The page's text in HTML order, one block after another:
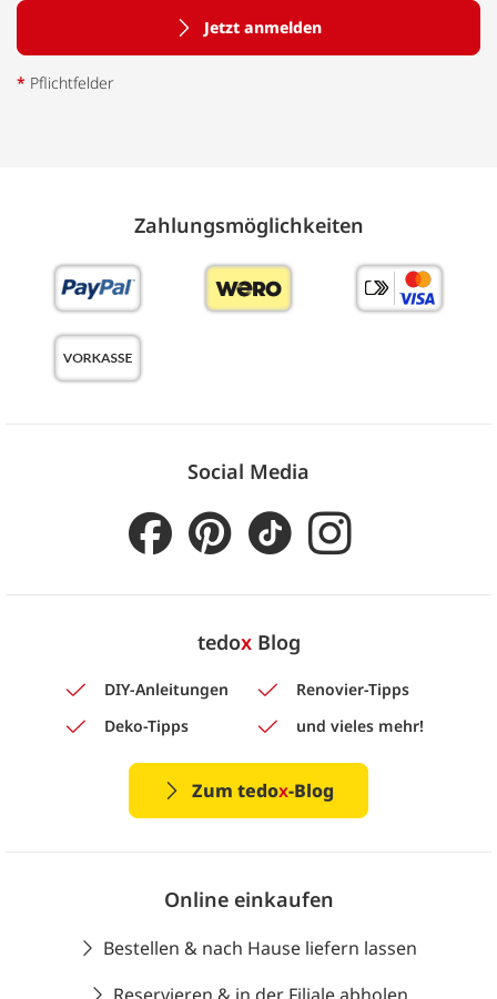
Jetzt anmelden
* Pflichtfelder
Zahlungs­möglich­keiten
Social Media
tedoxBlog
DIY-Anleitungen
Renovier-Tipps
Deko-Tipps
und vieles mehr!
Zum tedox-Blog
Online einkaufen
Bestellen & nach Hause liefern lassen